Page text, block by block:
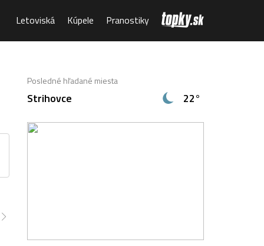
Letoviská Kúpele Pranostiky
33° 36° 37° 39° 39°
Posledné hľadané miesta
Strihovce 22°